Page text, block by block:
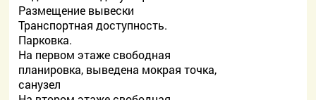
Размещение вывески
Транспортная доступность.
Парковка.
На первом этаже свободная
планировка, выведена мокрая точка,
санузел